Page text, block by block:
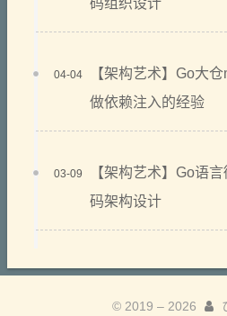
码组织设计
【架构艺术】Go大
做依赖注入的经验
04-04
【架构艺术】Go语
码架构设计
03-09
© 2019 – 2026